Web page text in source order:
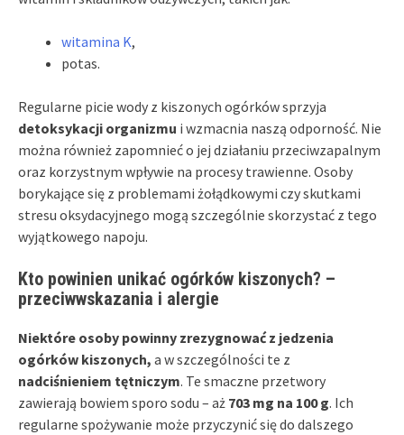
witamina K,
potas.
Regularne picie wody z kiszonych ogórków sprzyja
detoksykacji organizmu i wzmacnia naszą odporność. Nie
można również zapomnieć o jej działaniu przeciwzapalnym
oraz korzystnym wpływie na procesy trawienne. Osoby
borykające się z problemami żołądkowymi czy skutkami
stresu oksydacyjnego mogą szczególnie skorzystać z tego
wyjątkowego napoju.
Kto powinien unikać ogórków kiszonych? –
przeciwwskazania i alergie
Niektóre osoby powinny zrezygnować z jedzenia
ogórków kiszonych, a w szczególności te z
nadciśnieniem tętniczym. Te smaczne przetwory
zawierają bowiem sporo sodu – aż 703 mg na 100 g. Ich
regularne spożywanie może przyczynić się do dalszego